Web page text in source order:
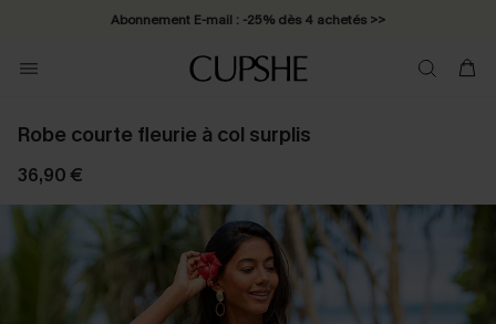
Abonnement E-mail : -25% dès 4 achetés >>
Robe courte fleurie à col surplis
36,90 €